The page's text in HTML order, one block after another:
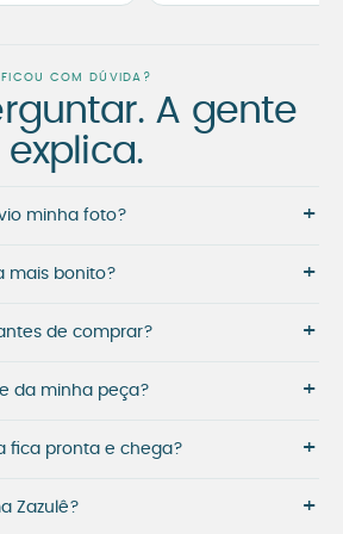
FICOU COM DÚVIDA?
A gente
explica.
minha foto? +
mais bonito? +
de comprar? +
da minha peça? +
fica pronta e chega? +
Zazulê? +